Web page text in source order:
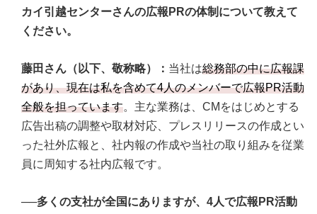
カイ引越センターさんの広報PRの体制について教えて
ください。
藤田さん（以下、敬称略）： 当社は総務部の中に広報課
があり、現在は私を含めて4人のメンバーで広報PR活動
全般を担っています。主な業務は、CMをはじめとする
広告出稿の調整や取材対応、プレスリリースの作成とい
った社外広報と、社内報の作成や当社の取り組みを従業
員に周知する社内広報です。
──多くの支社が全国にありますが、4人で広報PR活動